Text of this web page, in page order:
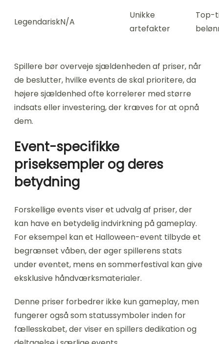
LegendariskN/A
Unikke
artefakter
Top-
Spillere bør overveje sjældenheden af priser, når
de beslutter, hvilke events de skal prioritere, da
højere sjældenhed ofte korrelerer med større
indsats eller investering, der kræves for at opnå
dem.
Event-specifikke
priseksempler og deres
betydning
Forskellige events viser et udvalg af priser, der
kan have en betydelig indvirkning på gameplay.
For eksempel kan et Halloween-event tilbyde et
begrænset våben, der øger spillerens stats
under eventet, mens en sommerfestival kan give
eksklusive håndværksmaterialer.
Denne priser forbedrer ikke kun gameplay, men
fungerer også som statussymboler inden for
fællesskabet, der viser en spillers dedikation og